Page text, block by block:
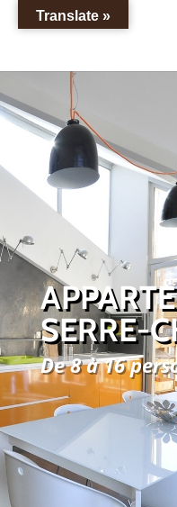
SERRE-
De 8 à 16
Translate »